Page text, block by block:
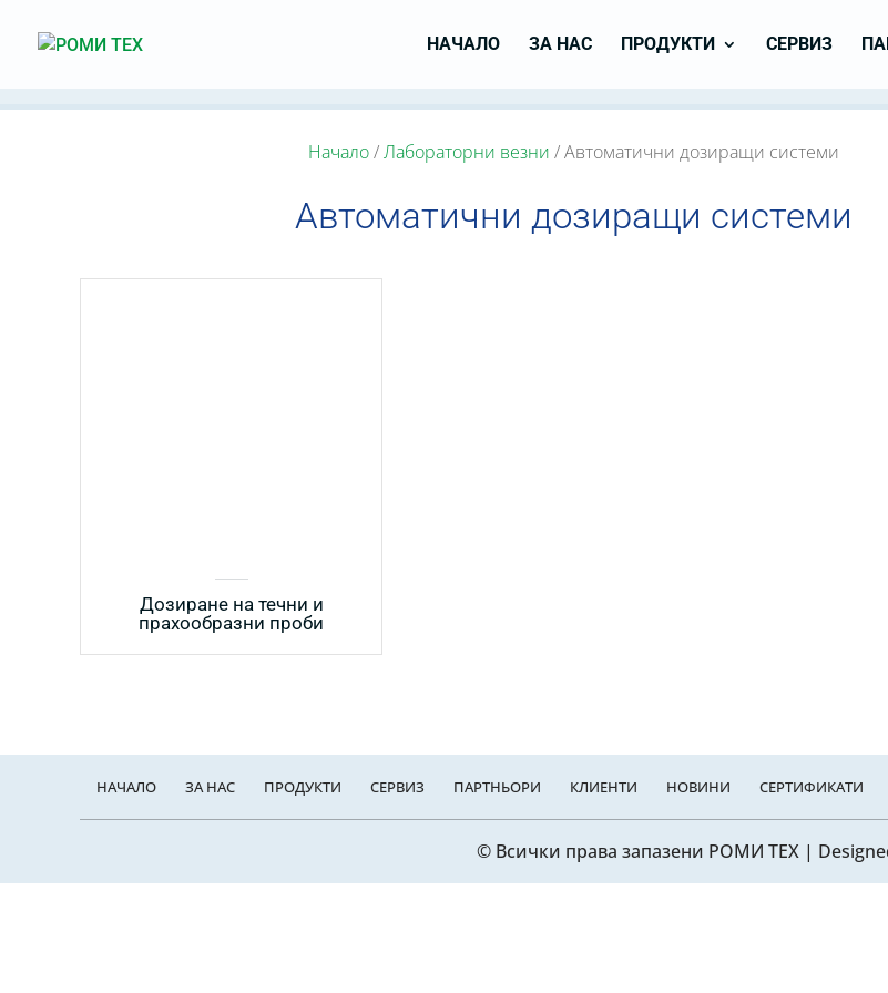
НАЧАЛО ЗА НАС ПРОДУКТИ СЕРВИЗ
Начало/Лабораторни везни / Автоматични дозиращи системи
Автоматични дозиращи системи
Дозиране на течни и
прахообразни проби
НАЧАЛО ЗА НАС ПРОДУКТИ СЕРВИЗ ПАРТНЬОРИ КЛИЕНТИ НОВИНИ СЕРТИФИКАТИ
© Всички права запазени РОМИ ТЕХ|